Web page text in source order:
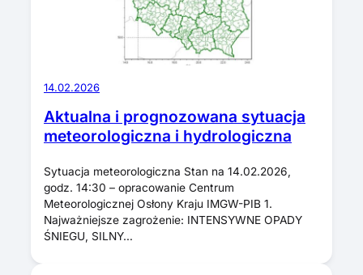
14.02.2026
Aktualna i prognozowana sytuacja
meteorologiczna i hydrologiczna
Sytuacja meteorologiczna Stan na 14.02.2026,
godz. 14:30 – opracowanie Centrum
Meteorologicznej Osłony Kraju IMGW-PIB 1.
Najważniejsze zagrożenie: INTENSYWNE OPADY
ŚNIEGU, SILNY…